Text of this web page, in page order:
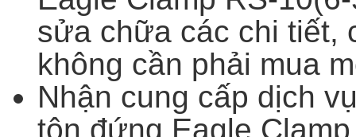
sửa chữa các chi tiết,
không cần phải mua
Nhận cung cấp dịch
tôn đứng Eagle